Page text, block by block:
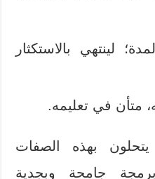
لينتهي بالاستكثار
متأن في تعليمه.
بهذه الصفات
جامحة وبجدية